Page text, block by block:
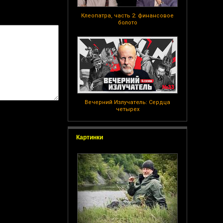
Клеопатра, часть 2: финансовое
болото
Вечерний Излучатель: Сердца
четырех
Картинки